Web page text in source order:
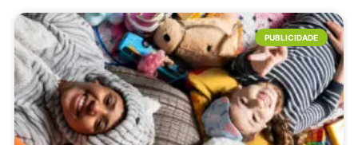
PUBLICIDADE